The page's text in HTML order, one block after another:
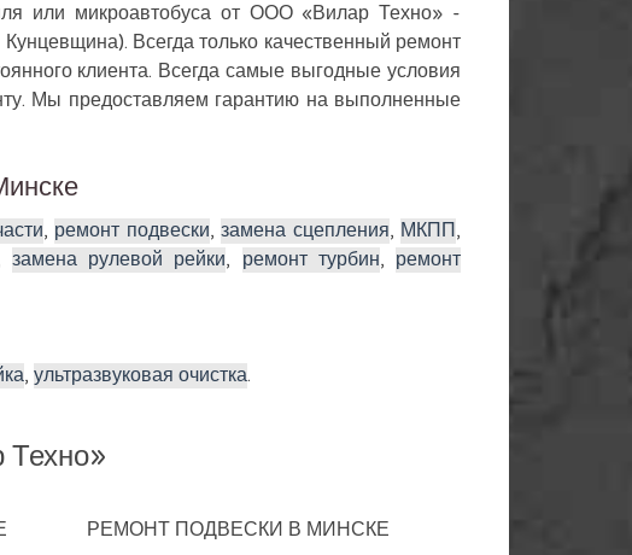
или микроавтобуса от ООО «Вилар Техно» -
Всегда только качественный ремонт
клиента. Всегда самые выгодные условия
Мы предоставляем гарантию на выполненные
, ремонт подвески,замена сцепления, МКПП,
замена рулевой рейки, ремонт турбин, ремонт
,ультразвуковая очистка.
РЕМОНТ ПОДВЕСКИ В МИНСКЕ